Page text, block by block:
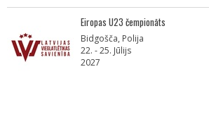
Eiropas U23 čempionāts
Bidgošča, Polija
22. - 25. Jūlijs
2027